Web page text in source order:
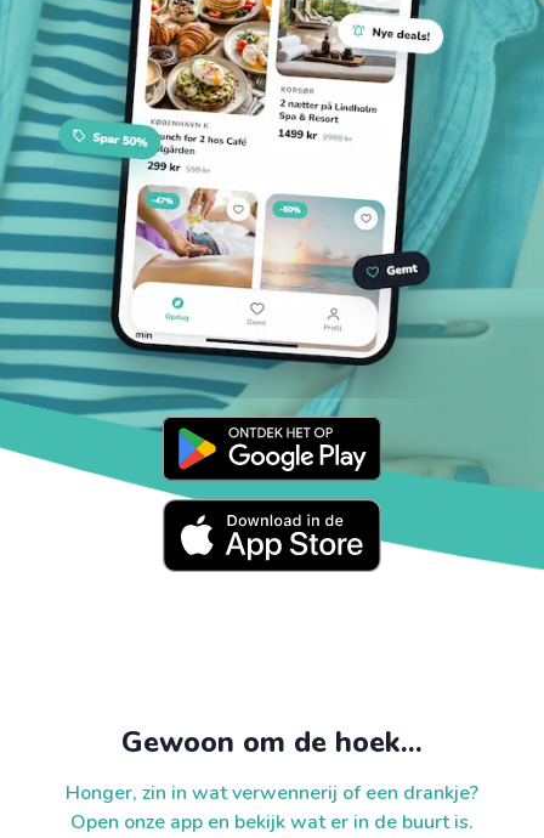
Gewoon om de hoek...
Honger, zin in wat verwennerij of een drankje?
Open onze app en bekijk wat er in de buurt is.